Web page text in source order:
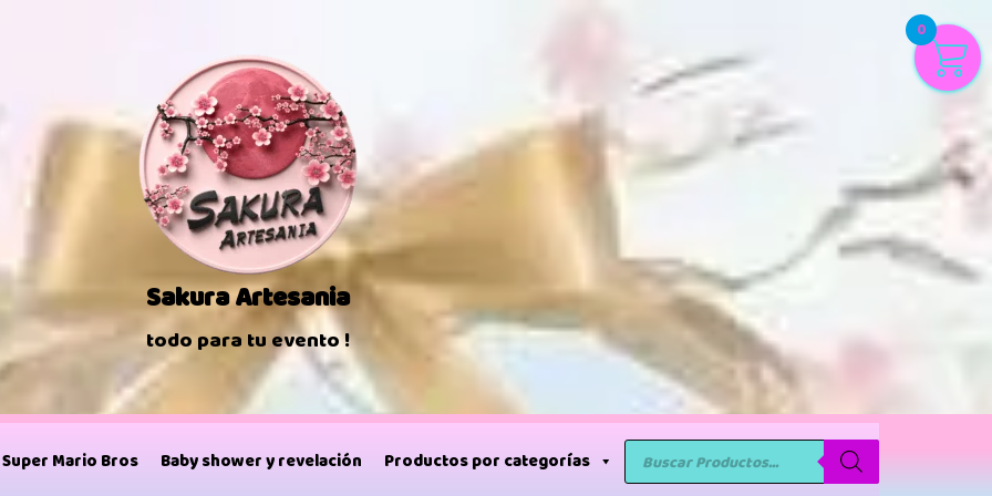
Sakura Artesania
todo para tu evento !
Super Mario Bros Baby shower y revelación Productos por categorías
0